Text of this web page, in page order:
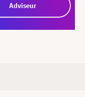
Adviseur